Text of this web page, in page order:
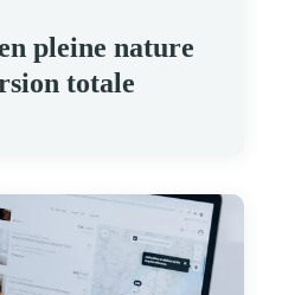
pleine nature
totale